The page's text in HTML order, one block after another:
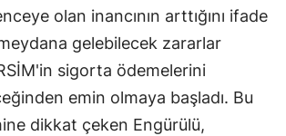
Kütahya
Malatya
Manisa
olan inancının arttığını ifade
gelebilecek zararlar
sigorta ödemelerini
emin olmaya başladı. Bu
dikkat çeken Engürülü,